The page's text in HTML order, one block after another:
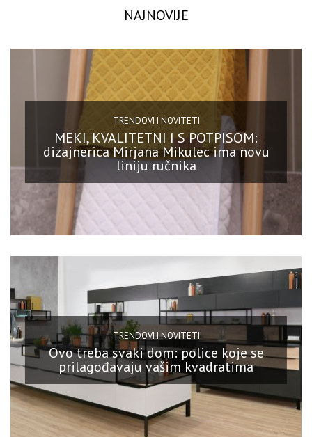
NAJNOVIJE
TRENDOVI I NOVITETI
MEKI, KVALITETNI I S POTPISOM:
dizajnerica Mirjana Mikulec ima novu
liniju ručnika
TRENDOVI I NOVITETI
Ovo treba svaki dom: police koje se
prilagođavaju vašim kvadratima